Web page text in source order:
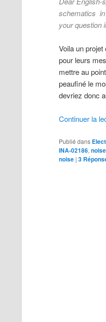
schematics in
your question
Voila un
pour leurs
mettre au
peaufiné le
devriez donc
Continuer la
Publié dans
INA-02186,
noise | 3